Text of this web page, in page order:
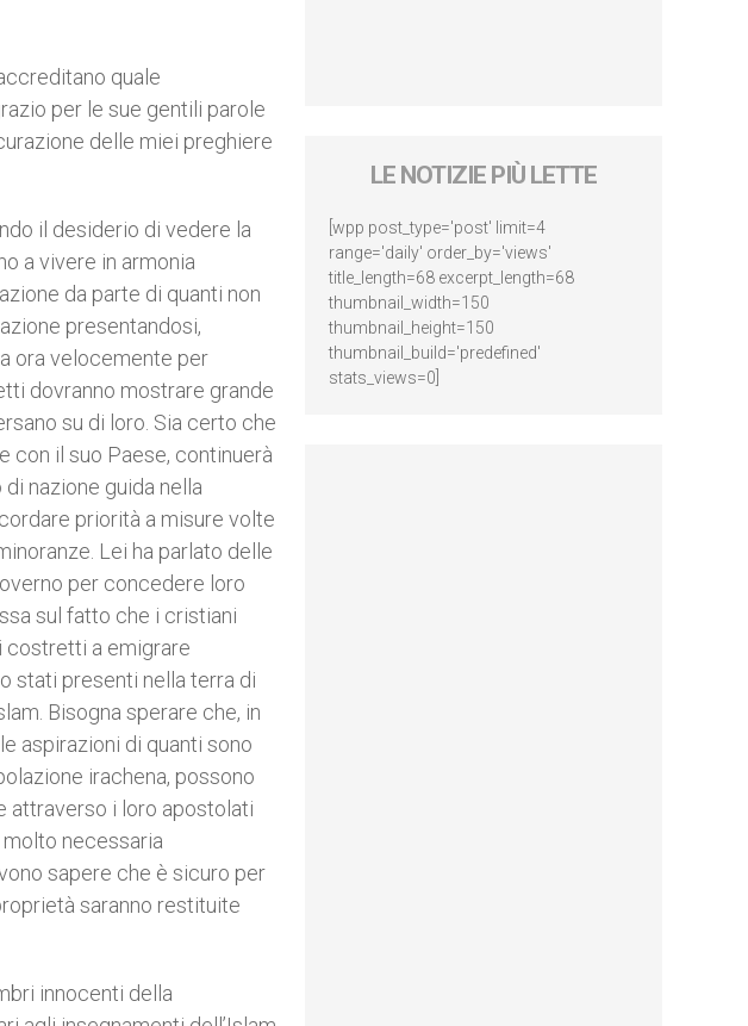
quale
per le sue gentili parole
delle miei preghiere
il desiderio di vedere la
a vivere in armonia
da parte di quanti non
presentandosi,
ora velocemente per
dovranno mostrare grande
su di loro. Sia certo che
con il suo Paese, continuerà
nazione guida nella
priorità a misure volte
Lei ha parlato delle
per concedere loro
sul fatto che i cristiani
costretti a emigrare
stati presenti nella terra di
Bisogna sperare che, in
aspirazioni di quanti sono
irachena, possono
attraverso i loro apostolati
necessaria
sapere che è sicuro per
saranno restituite
innocenti della
LE NOTIZIE PIÙ LETTE
[wpp post_type='post' limit=4
range='daily' order_by='views'
title_length=68 excerpt_length=68
thumbnail_width=150
thumbnail_height=150
thumbnail_build='predefined'
stats_views=0]